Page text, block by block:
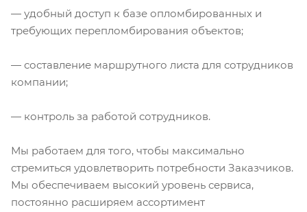
— удобный доступ к базе опломбированных и
требующих перепломбирования объектов;
— составление маршрутного листа для сотрудников
компании;
— контроль за работой сотрудников.
Мы работаем для того, чтобы максимально
стремиться удовлетворить потребности Заказчиков.
Мы обеспечиваем высокий уровень сервиса,
постоянно расширяем ассортимент